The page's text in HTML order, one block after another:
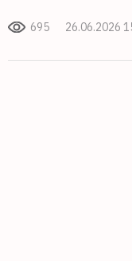
695 26.06.2026